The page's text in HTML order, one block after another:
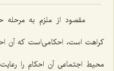
مقصود از ملزم به
کراهت است، احکامی‌است که آن
محیط اجتماعی آن احکام را